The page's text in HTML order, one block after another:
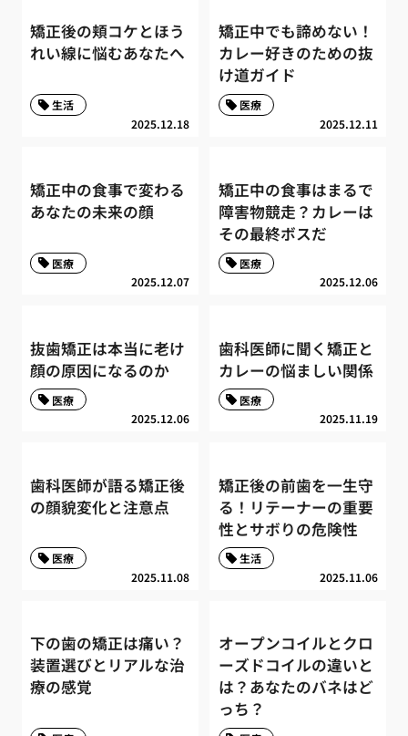
矯正後の頬コケとほう
れい線に悩むあなたへ
2025.12.18
生活
矯正中でも諦めない！
カレー好きのための抜
け道ガイド
2025.12.11
医療
矯正中の食事で変わる
あなたの未来の顔
2025.12.07
医療
矯正中の食事はまるで
障害物競走？カレーは
その最終ボスだ
2025.12.06
医療
抜歯矯正は本当に老け
顔の原因になるのか
2025.12.06
医療
歯科医師に聞く矯正と
カレーの悩ましい関係
2025.11.19
医療
歯科医師が語る矯正後
の顔貌変化と注意点
2025.11.08
医療
矯正後の前歯を一生守
る！リテーナーの重要
性とサボりの危険性
2025.11.06
生活
下の歯の矯正は痛い？
装置選びとリアルな治
療の感覚
オープンコイルとクロ
ーズドコイルの違いと
は？あなたのバネはど
っち？